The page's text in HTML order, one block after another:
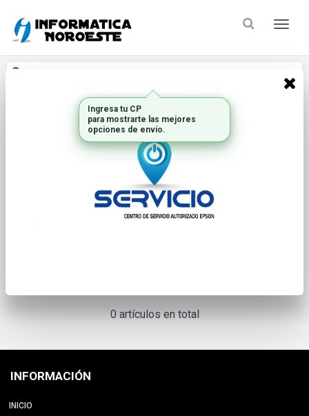
SEAGATE TECNOLOGY IN
0 artículos en total
INFORMACIÓN
INICIO
Ingresa tu CP
para mostrarte las mejores
opciones de envío.